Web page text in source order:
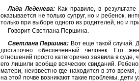
Лада Леденева: Как правило, в
оказывается не только супруг, но и ребенок,
только при выборе одного из родителей, но и
Говорит Светлана Першина.
Светлана Першина: Вот еще такой случай.
достаточно обеспеченный человек. Его
отношений просто категорично заявила в суде,
его лишили вообще всяческих свиданий.
матери, неизвестно где находится в это
на этой почве возникают такие проблемы, дети